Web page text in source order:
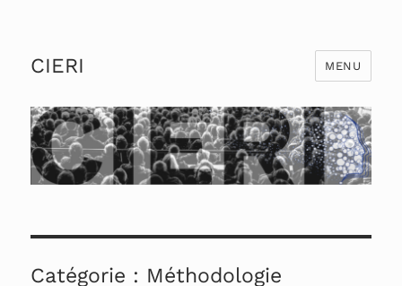
CIERI MENU
Catégorie : Méthodologie